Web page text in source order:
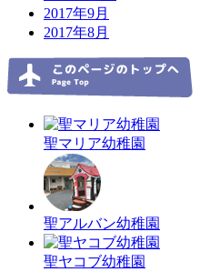
2017年9月
2017年8月
聖マリア幼稚園
聖アルバン幼稚園
聖ヤコブ幼稚園